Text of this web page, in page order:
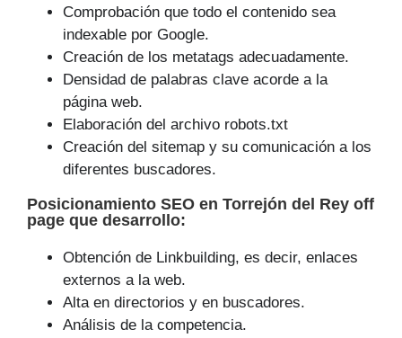
Comprobación que todo el contenido sea
indexable por Google.
Creación de los metatags adecuadamente.
Densidad de palabras clave acorde a la
página web.
Elaboración del archivo robots.txt
Creación del sitemap y su comunicación a los
diferentes buscadores.
Posicionamiento SEO en Torrejón del Rey off
page que desarrollo:
Obtención de Linkbuilding, es decir, enlaces
externos a la web.
Alta en directorios y en buscadores.
Análisis de la competencia.